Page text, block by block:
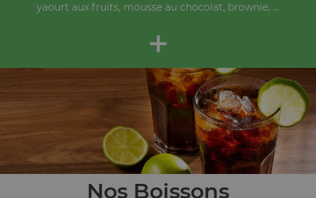
yaourt aux fruits, mousse au chocolat, brownie, ...
+
Nos Boissons